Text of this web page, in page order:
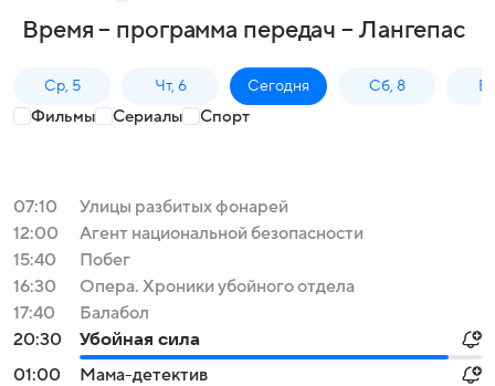
Время – программа передач – Лангепас
Ср, 5 Чт, 6 Сегодня Сб, 8
Фильмы Сериалы Спорт
07:10
Улицы разбитых фонарей
12:00
Агент национальной безопасности
15:40
Побег
16:30
Опера. Хроники убойного отдела
17:40
Балабол
20:30
Убойная сила
01:00
Мама-детектив